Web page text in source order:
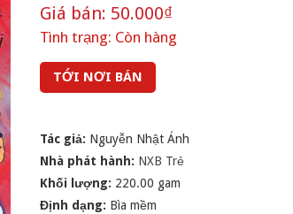
Giá bán: 50.000₫
Tình trạng: Còn hàng
TỚI NƠI BÁN
Tác giả: Nguyễn Nhật Ánh
Nhà phát hành: NXB Trẻ
Khối lượng: 220.00 gam
Định dạng: Bìa mềm